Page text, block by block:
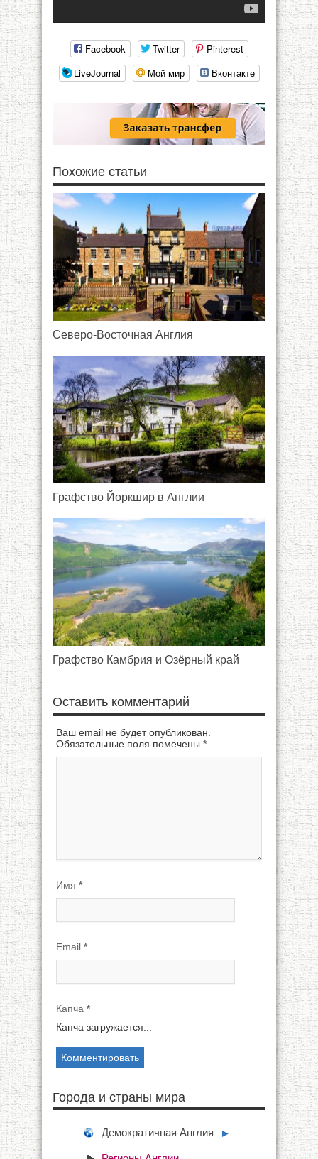
Facebook Twitter
Pinterest
LiveJournal
Мой мир Вконтакте
Похожие статьи
Северо-Восточная Англия
Графство Йоркшир в Англии
Графство Камбрия и Озёрный край
Оставить комментарий
Ваш email не будет опубликован.
Обязательные поля помечены *
Имя *
Email *
Капча *
Капча загружается...
Города и страны мира
Демократичная Англия ►